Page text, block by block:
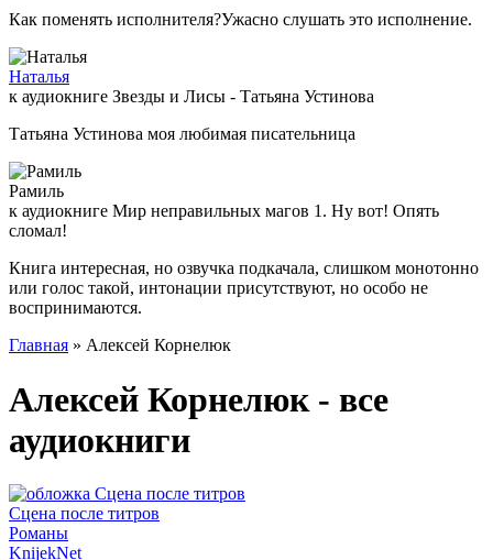
Как поменять исполнителя?Ужасно слушать это исполнение.
Наталья
к аудиокниге Звезды и Лисы - Татьяна Устинова
Татьяна Устинова моя любимая писательница
Рамиль
к аудиокниге Мир неправильных магов 1. Ну вот! Опять
сломал!
Книга интересная, но озвучка подкачала, слишком монотонно
или голос такой, интонации присутствуют, но особо не
воспринимаются.
Главная » Алексей Корнелюк
Алексей Корнелюк - все
аудиокниги
Сцена после титров
Романы
KnijekNet